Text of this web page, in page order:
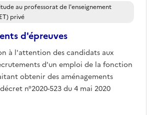
d'épreuves
à l'attention des candidats aux
d'un emploi de la fonction
obtenir des aménagements
n°2020-523 du 4 mai 2020
au professorat de l'enseignement
privé